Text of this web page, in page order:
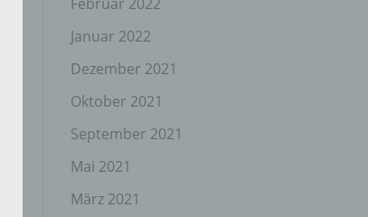
Januar 2022
Dezember 2021
Oktober 2021
September 2021
Mai 2021
März 2021